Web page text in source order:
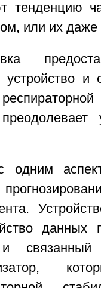
или их даже
устройство и
одним
данных